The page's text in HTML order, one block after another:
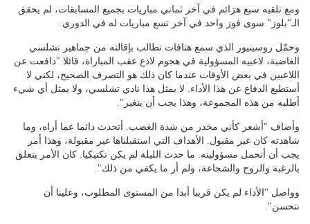
ومع تلقيه سبع هزائم في آخر ثماني مباريات بجميع المسابقات، لم يحقق
الـ"بلوز" سوى فوز واحد في آخر تسع مباريات له في الدوري.
وحمّل روسينيور الذي سمع هتافات تطالب بإقالته من جماهير تشلسي
الغاضبة، لاعبيه المسؤولية في هجوم لاذع عقب المباراة، قائلا "دافعت عن
اللاعبين في بعض الأوقات عندما كان ذلك هو التصرف الصحيح، لكني لا
أستطيع الدفاع عن هذا الأداء. لا يمثل هذا نادي تشلسي، ولا يمثل أي شيء
أطلبه من هذه المجموعة، وهذا يجب أن يتغير".
وأضاف "أشعر كأني مخدر من شدة الغضب. أتحدث دائما عما أراه، وما
شاهدته كان غير مقبول. الأهداف التي استقبلناها غير مقبولة، وهذا أمر
يجب أن أتحمل مسؤوليته. ما حدث الليلة لم يكن تكتيكيا. كان الأمر يتعلق
بالرغبة والروح والشجاعة، ولم أر ما يكفي من ذلك".
وواصل "الأداء لم يكن قريبا أبدا من المستوى المطلوب، وعلينا أن
نتحسن".